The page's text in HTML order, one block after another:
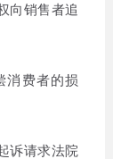
向销售者追
费者的损
诉请求法院